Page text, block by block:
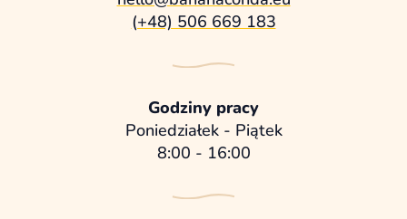
(+48) 506 669 183
Godziny pracy
Poniedziałek - Piątek
8:00 - 16:00